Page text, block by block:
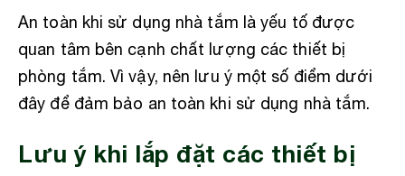
An toàn khi sử dụng nhà tắm là yếu tố được
quan tâm bên cạnh chất lượng các thiết bị
phòng tắm. Vì vậy, nên lưu ý một số điểm dưới
đây để đảm bảo an toàn khi sử dụng nhà tắm.
Lưu ý khi lắp đặt các thiết bị